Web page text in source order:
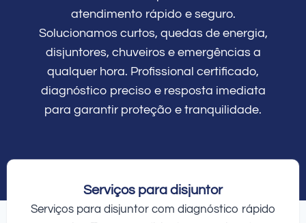
atendimento rápido e seguro.
Solucionamos curtos, quedas de energia,
disjuntores, chuveiros e emergências a
qualquer hora. Profissional certificado,
diagnóstico preciso e resposta imediata
para garantir proteção e tranquilidade.
Serviços para disjuntor
Serviços para disjuntor com diagnóstico rápido